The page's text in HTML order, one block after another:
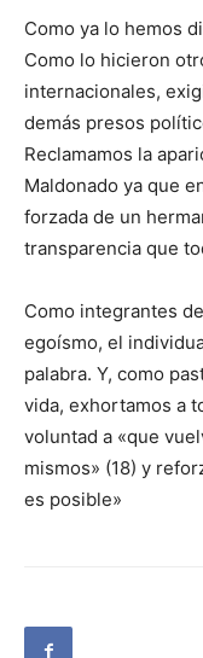
Como ya lo hemos
Como lo hicieron
internacionales,
demás presos
Reclamamos la
Maldonado ya que
forzada de un
transparencia que
Como integrantes
egoísmo, el
palabra. Y, como
vida, exhortamos a
voluntad a «que
mismos» (18) y
es posible»